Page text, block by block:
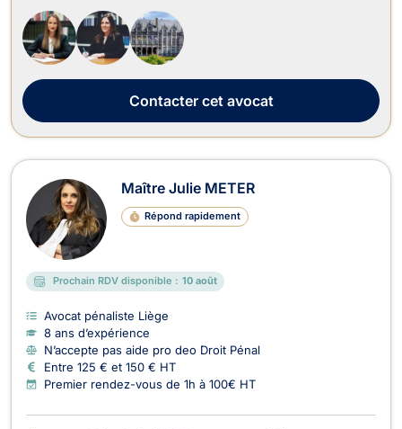
tant les victimes que les auteurs présumés d’infraction au droit
pénal des af...
Contactercet avocat
Maître Julie METER
Répond rapidement
Prochain RDV disponible : 10 août
Avocat pénaliste Liège
8 ans d’expérience
N’accepte pas aide pro deo Droit Pénal
Entre 125 € et 150 € HT
Premier rendez-vous de 1h à 100€ HT